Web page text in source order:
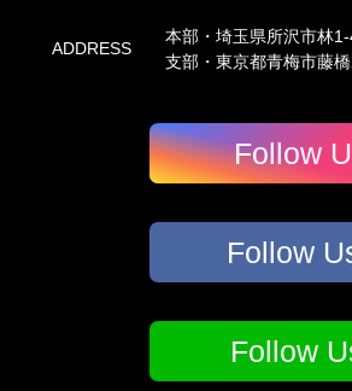
ADDRESS
本部・埼玉県所沢市林
支部・東京都青梅市藤
Follow
Follow
Follow